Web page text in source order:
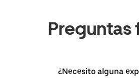
Preguntas
¿Necesito alguna